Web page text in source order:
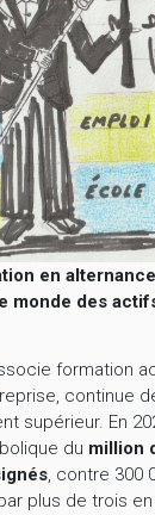
en
monde des
formation
continue
supérieur. En
du million
, contre 300
plus de trois